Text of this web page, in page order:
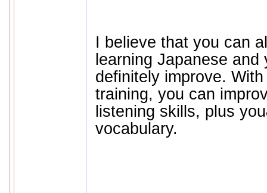
I believe that you can
learning Japanese
definitely improve.
training, you can
listening skills, plus
vocabulary.